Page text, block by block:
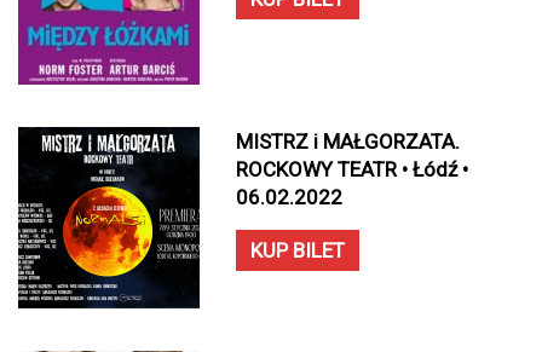
MISTRZ i MAŁGORZATA.
ROCKOWY TEATR • Łódź •
06.02.2022
KUP BILET